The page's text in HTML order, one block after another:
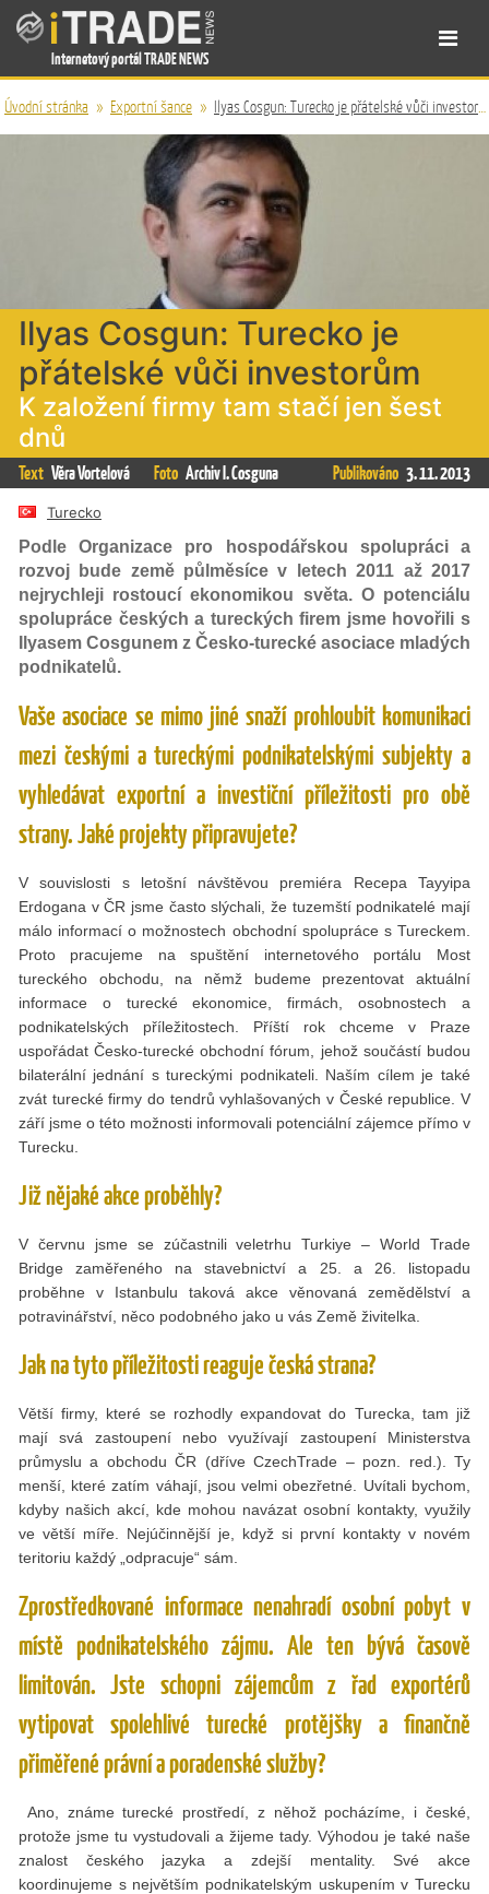
Internetový portál TRADE NEWS
Úvodní stránka » Exportní šance » Ilyas Cosgun: Turecko je přátelské vůči investorům
Ilyas Cosgun: Turecko je
přátelské vůči investorům
K založení firmy tam stačí jen šest
dnů
Text Věra Vortelová Foto Archiv I. Cosguna Publikováno 3. 11. 2013
Turecko
Podle Organizace pro hospodářskou spolupráci a
rozvoj bude země půlměsíce v letech 2011 až 2017
nejrychleji rostoucí ekonomikou světa. O potenciálu
spolupráce českých a tureckých firem jsme hovořili s
Ilyasem Cosgunem z Česko-turecké asociace mladých
podnikatelů.
Vaše asociace se mimo jiné snaží prohloubit komunikaci
mezi českými a tureckými podnikatelskými subjekty a
vyhledávat exportní a investiční příležitosti pro obě
strany. Jaké projekty připravujete?
V souvislosti s letošní návštěvou premiéra Recepa Tayyipa
Erdogana v ČR jsme často slýchali, že tuzemští podnikatelé mají
málo informací o možnostech obchodní spolupráce s Tureckem.
Proto pracujeme na spuštění internetového portálu Most
tureckého obchodu, na němž budeme prezentovat aktuální
informace o turecké ekonomice, firmách, osobnostech a
podnikatelských příležitostech. Příští rok chceme v Praze
uspořádat Česko-turecké obchodní fórum, jehož součástí budou
bilaterální jednání s tureckými podnikateli. Naším cílem je také
zvát turecké firmy do tendrů vyhlašovaných v České republice. V
září jsme o této možnosti informovali potenciální zájemce přímo v
Turecku.
Již nějaké akce proběhly?
V červnu jsme se zúčastnili veletrhu Turkiye – World Trade
Bridge zaměřeného na stavebnictví a 25. a 26. listopadu
proběhne v Istanbulu taková akce věnovaná zemědělství a
potravinářství, něco podobného jako u vás Země živitelka.
Jak na tyto příležitosti reaguje česká strana?
Větší firmy, které se rozhodly expandovat do Turecka, tam již
mají svá zastoupení nebo využívají zastoupení Ministerstva
průmyslu a obchodu ČR (dříve CzechTrade – pozn. red.). Ty
menší, které zatím váhají, jsou velmi obezřetné. Uvítali bychom,
kdyby našich akcí, kde mohou navázat osobní kontakty, využily
ve větší míře. Nejúčinnější je, když si první kontakty v novém
teritoriu každý „odpracuje“ sám.
Zprostředkované informace nenahradí osobní pobyt v
místě podnikatelského zájmu. Ale ten bývá časově
limitován. Jste schopni zájemcům z řad exportérů
vytipovat spolehlivé turecké protějšky a finančně
přiměřené právní a poradenské služby?
Ano, známe turecké prostředí, z něhož pocházíme, i české,
protože jsme tu vystudovali a žijeme tady. Výhodou je také naše
znalost českého jazyka a zdejší mentality. Své akce
koordinujeme s největším podnikatelským uskupením v Turecku